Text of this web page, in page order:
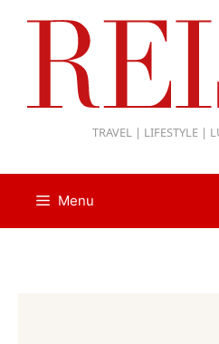
TRAVEL | LIFESTYLE |
Menu